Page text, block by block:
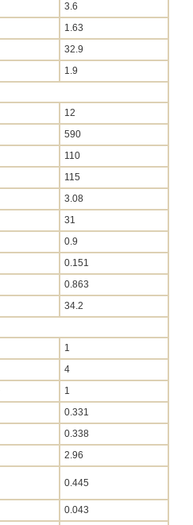
3.6
1.63
32.9
1.9
12
590
110
115
3.08
31
0.9
0.151
0.863
34.2
1
4
1
0.331
0.338
2.96
0.445
0.043